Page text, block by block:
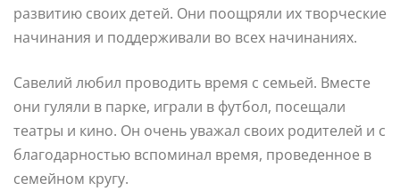
развитию своих детей. Они поощряли их творческие
начинания и поддерживали во всех начинаниях.
Савелий любил проводить время с семьей. Вместе
они гуляли в парке, играли в футбол, посещали
театры и кино. Он очень уважал своих родителей и с
благодарностью вспоминал время, проведенное в
семейном кругу.